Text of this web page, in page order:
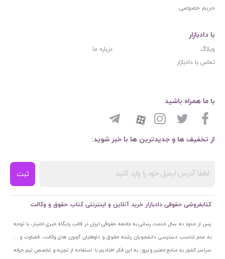
حریم خصوصی
با دادبازار
وبلاگ
درباره ما
تماس با دادبازار
از تخفیف ها و جدیدترین ها با خبر شوید:
ثبت
با ما همراه باشید
کتابفروشی حقوقی دادبازار خرید آنلاین و اینترنتی کتاب حقوق و وکالت
پس از حدود ده سال خدمت رسانی به جامعه حقوقی ایران در قالب پایگاه خبری اختبار، با توجه
به عدم تناسب دسترسی دانشجویان رشته حقوق و داوطلبان آزمون های وکالت، قضاوت و ...
سراسر کشور به منابع معتبر و بروز، به این فکر افتادیم با استفاده از تجربه و تخصص تیم حرفه